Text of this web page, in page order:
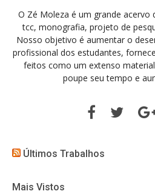
O Zé Moleza é um grande acervo
tcc, monografia, projeto de
Nosso objetivo é aumentar o
profissional dos estudantes,
feitos como um extenso
poupe seu tempo e
FacebookTwitter
Últimos Trabalhos
Mais Vistos